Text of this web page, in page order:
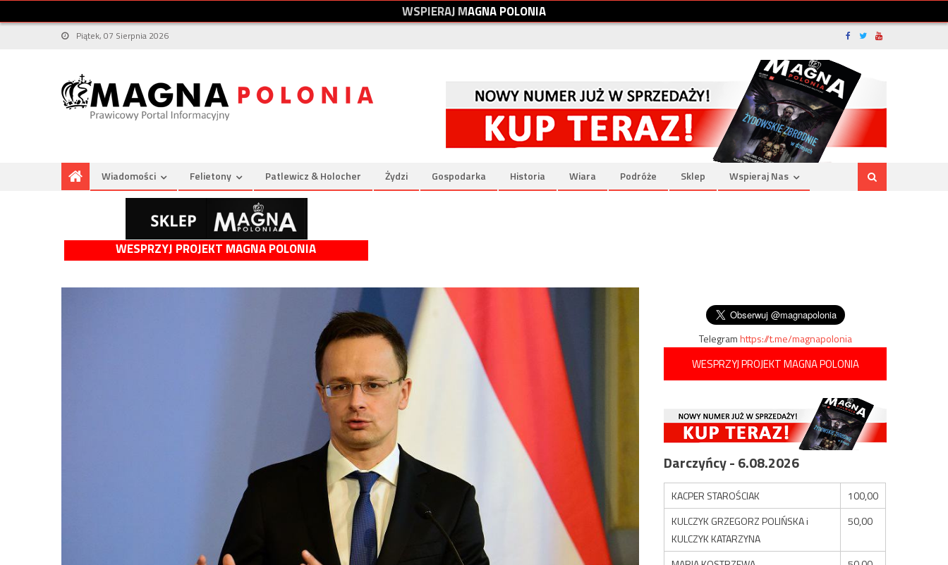
WSPIERAJMAGNAPOLONIA
Piątek, 07 Sierpnia 2026
Wiadomości Felietony Patlewicz & Holocher Żydzi Gospodarka Historia Wiara Podróże Sklep Wspieraj Nas
WESPRZYJ PROJEKT MAGNA POLONIA
Telegramhttps://t.me/magnapolonia
WESPRZYJ PROJEKT MAGNA POLONIA
Darczyńcy - 6.08.2026
KACPER STAROŚCIAK
100,00
KULCZYK GRZEGORZ POLIŃSKA i
KULCZYK KATARZYNA
50,00